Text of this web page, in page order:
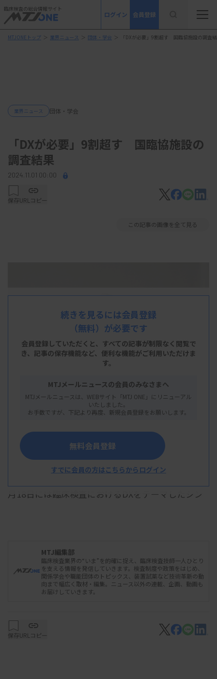
臨床検査の総合情報サイト
ログイン 会員登録
MTJONEトップ ＞ 業界ニュース ＞ 団体・学会 ＞ 「DXが必要」9割超す 国臨協施設の調査
業界ニュース 団体・学会
「DXが必要」9割超す 国臨協施設の
調査結果
2024.11.01 00:00
保存URLコピー
この記事の画像を全て見る
新田氏が座長をつとめた
月18日には臨床検査におけるDXをテーマしたシン
盟する162施設の回答を集計したところ、93％がDX
が必要だと回答し、関心の高さが浮かび上がった。
協議会の合同アンケートの結果。それによると、
「ある程度」を含めるとDXを「理解している」と
続きを見るには会員登録
（無料）が必要です
会員登録していただくと、すべての記事が制限なく閲覧で
き、 記事の保存機能など、便利な機能がご利用いただけま
す。
MTJメールニュースの会員のみなさまへ
MTJメールニュースは、WEBサイト「MTJ ONE」にリニューアル
いたしました。
お手数ですが、下記より再度、新規会員登録をお願いします。
無料会員登録
すでに会員の方はこちらからログイン
MTJ編集部
臨床検査業界の“いま”を的確に捉え、臨床検査技師一人ひとり
を支える情報を発信していきます。検査制度や政策をはじめ、
関係学会や職能団体のトピックス、装置試薬など技術革新の動
向まで幅広く取材・編集。ニュース以外の連載、企画、動画も
お届けしていきます。
保存URLコピー